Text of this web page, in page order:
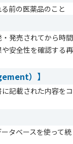
前の医薬品のこと
発売されてから時間
安全性を確認する再
）】
記載された内容をコ
タベースを使って統